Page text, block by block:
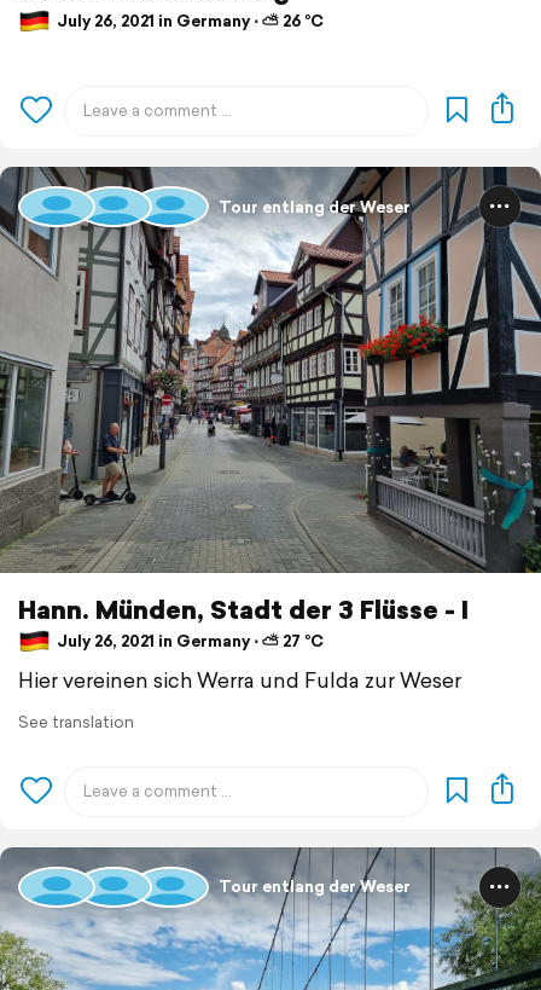
July 26, 2021 in Germany ⋅ ⛅ 26 °C
Tour entlang der Weser
Hann. Münden, Stadt der 3 Flüsse - I
July 26, 2021 in Germany ⋅ ⛅ 27 °C
Hier vereinen sich Werra und Fulda zur Weser
See translation
Tour entlang der Weser